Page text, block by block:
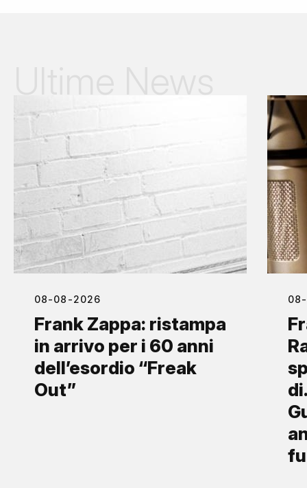
08-08-2026
Frank Zappa: ristampa
in arrivo per i 60 anni
dell’esordio “Freak
Out”